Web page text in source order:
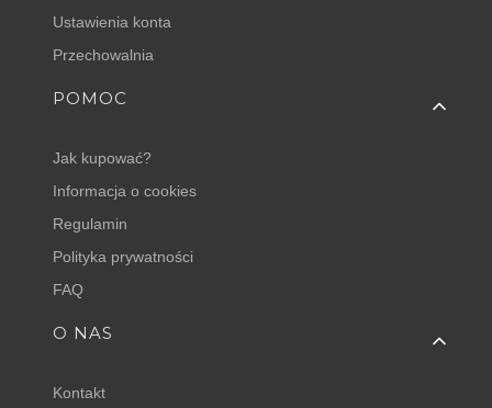
Ustawienia konta
Przechowalnia
POMOC
Jak kupować?
Informacja o cookies
Regulamin
Polityka prywatności
FAQ
O NAS
Kontakt